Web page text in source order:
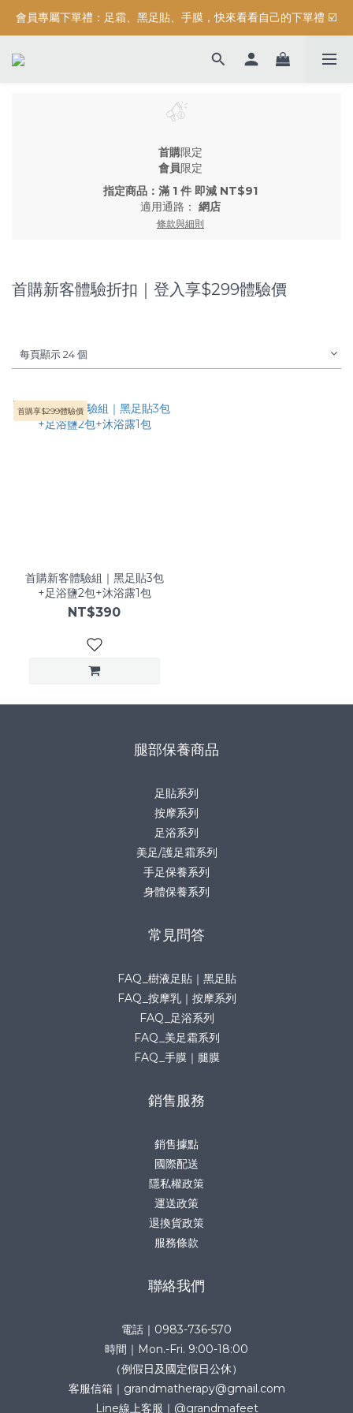
按摩系列滿$3000元，加碼送滿額禮『 精油保濕沐浴露 (正貨) 』
會員專屬下單禮：足霜、黑足貼、手膜，快來看看自己的下單禮 ☑️
按摩系列滿$3000元，加碼送滿額禮『 精油保濕沐浴露 (正貨) 』
首購限定
會員限定
指定商品：滿 1 件 即減 NT$91
適用通路： 網店
條款與細則
首購新客體驗折扣｜登入享$299體驗價
每頁顯示 24 個
首購享$299體驗價
首購新客體驗組｜黑足貼3包
+足浴鹽2包+沐浴露1包
NT$390
腿部保養商品
足貼系列
按摩系列
足浴系列
美足/護足霜系列
手足保養系列
身體保養系列
常見問答
FAQ_樹液足貼｜黑足貼
FAQ_按摩乳｜按摩系列
FAQ_足浴系列
FAQ_美足霜系列
FAQ_手膜｜腿膜
銷售服務
銷售據點
國際配送
隱私權政策
運送政策
退換貨政策
服務條款
聯絡我們
電話｜0983-736-570
時間｜Mon.-Fri. 9:00-18:00
（例假日及國定假日公休）
客服信箱｜grandmatherapy@gmail.com
Line線上客服｜@grandmafeet